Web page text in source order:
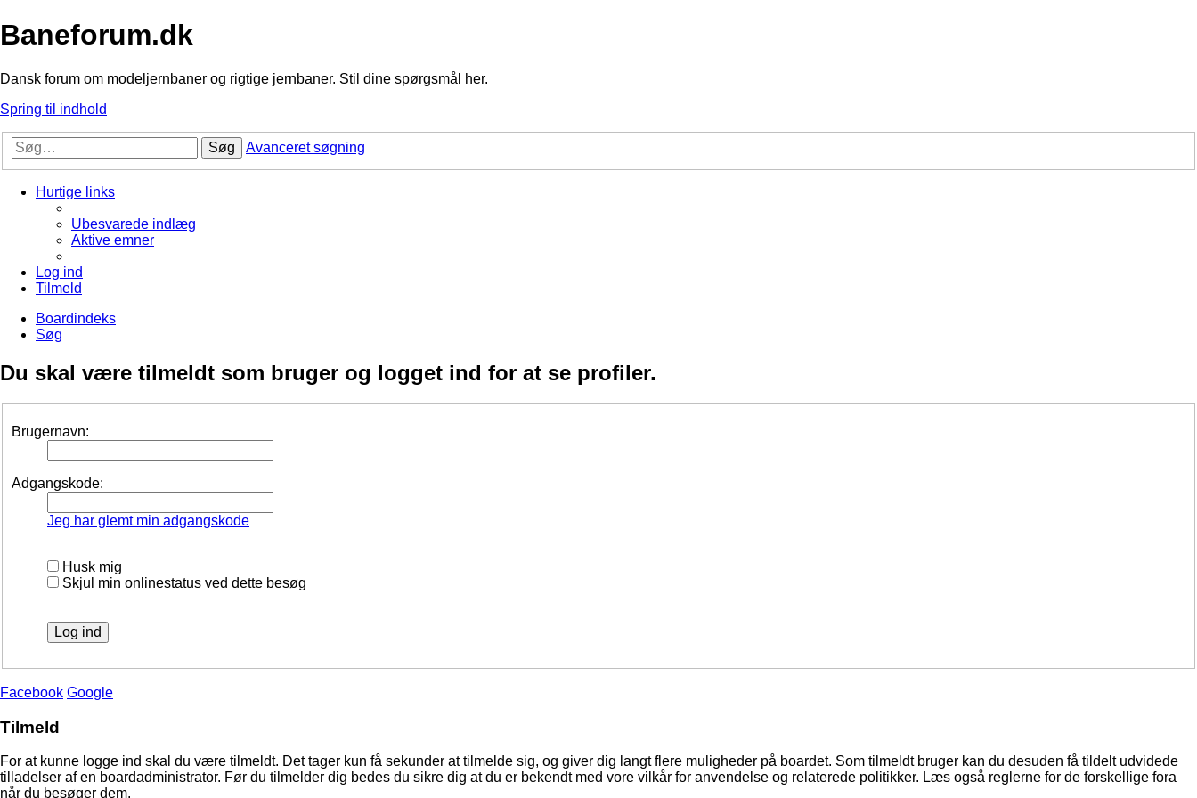
Baneforum.dk
Dansk forum om modeljernbaner og rigtige jernbaner. Stil dine spørgsmål her.
Spring til indhold
Søg Avanceret søgning
Hurtige links
Ubesvarede indlæg
Aktive emner
Log ind
Tilmeld
Boardindeks
Søg
Du skal være tilmeldt som bruger og logget ind for at se profiler.
Brugernavn:
Adgangskode:
Jeg har glemt min adgangskode
Husk mig
Skjul min onlinestatus ved dette besøg
Facebook Google
Tilmeld
For at kunne logge ind skal du være tilmeldt. Det tager kun få sekunder at tilmelde sig, og giver dig langt flere muligheder på boardet. Som tilmeldt bruger kan du desuden få tildelt udvidede
tilladelser af en boardadministrator. Før du tilmelder dig bedes du sikre dig at du er bekendt med vore vilkår for anvendelse og relaterede politikker. Læs også reglerne for de forskellige fora
når du besøger dem.